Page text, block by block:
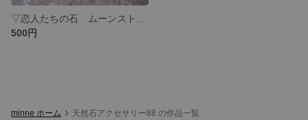
500円
minne ホーム 天然石アクセサリー88 の作品一覧